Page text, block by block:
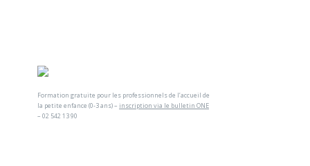
Formation gratuite pour les professionnels de l’accueil de
la petite enfance (0-3 ans) – inscription via le bulletin ONE
– 02 542 13 90